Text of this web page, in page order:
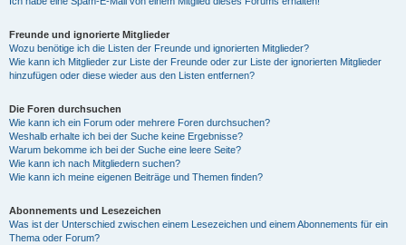
Freunde und ignorierte Mitglieder
Wozu benötige ich die Listen der Freunde und ignorierten Mitglieder?
Wie kann ich Mitglieder zur Liste der Freunde oder zur Liste der ignorierten Mitglieder
hinzufügen oder diese wieder aus den Listen entfernen?
Die Foren durchsuchen
Wie kann ich ein Forum oder mehrere Foren durchsuchen?
Weshalb erhalte ich bei der Suche keine Ergebnisse?
Warum bekomme ich bei der Suche eine leere Seite?
Wie kann ich nach Mitgliedern suchen?
Wie kann ich meine eigenen Beiträge und Themen finden?
Abonnements und Lesezeichen
Was ist der Unterschied zwischen einem Lesezeichen und einem Abonnements für ein
Thema oder Forum?